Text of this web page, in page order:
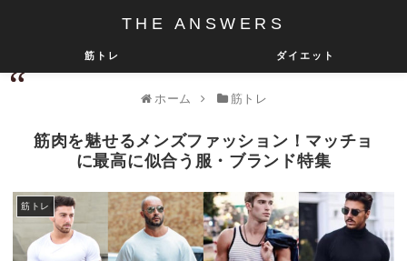
THE ANSWERS
筋トレ ダイエット
ホーム 筋トレ
筋肉を魅せるメンズファッション！マッチョ
に最高に似合う服・ブランド特集
筋トレ